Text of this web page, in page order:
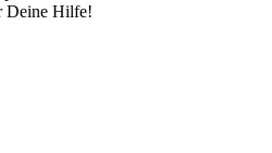
Deine Hilfe!